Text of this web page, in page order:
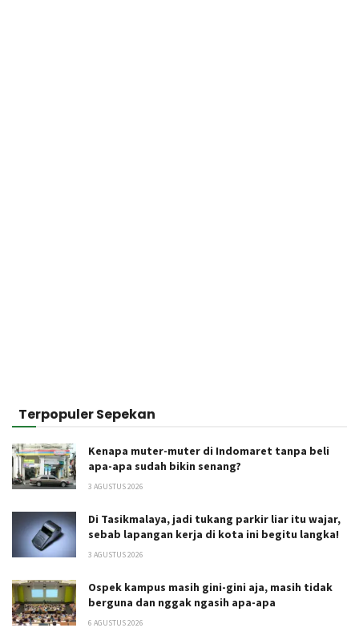
Terpopuler Sepekan
Kenapa muter-muter di Indomaret tanpa beli
apa-apa sudah bikin senang?
3 AGUSTUS 2026
Di Tasikmalaya, jadi tukang parkir liar itu wajar,
sebab lapangan kerja di kota ini begitu langka!
3 AGUSTUS 2026
Ospek kampus masih gini-gini aja, masih tidak
berguna dan nggak ngasih apa-apa
6 AGUSTUS 2026